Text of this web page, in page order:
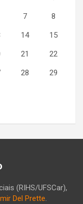
7 8
14 15
21 22
28 29
(RIHS/UFSCar),
Del Prette.